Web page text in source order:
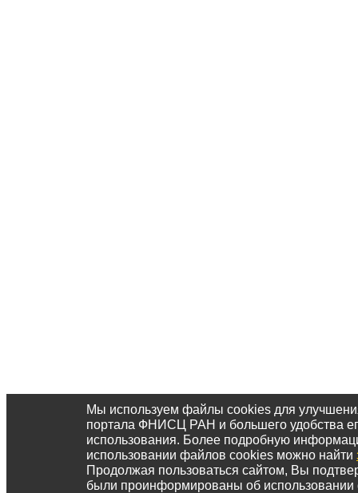
Мы используем файлы cookies для
портала ФНИСЦ РАН и большего удобства
использования. Более подробную
использовании файлов cookies можно найти
Продолжая пользоваться сайтом, Вы
были проинформированы об